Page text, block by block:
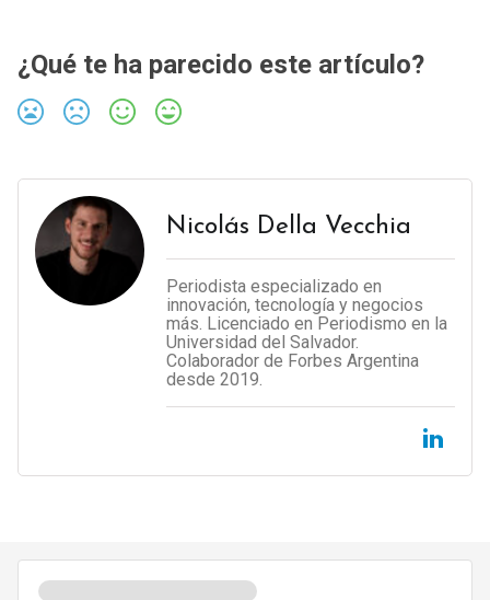
¿Qué te ha parecido este artículo?
Nicolás Della Vecchia
Periodista especializado en
innovación, tecnología y negocios
más. Licenciado en Periodismo en la
Universidad del Salvador.
Colaborador de Forbes Argentina
desde 2019.